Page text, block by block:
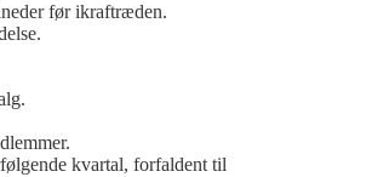
før ikraftræden.
kvartal, forfaldent til